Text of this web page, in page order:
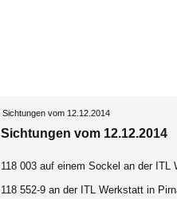
Sichtungen vom 12.12.2014
Sichtungen vom 12.12.2014
118 003 auf einem Sockel an der ITL
118 552-9 an der ITL Werkstatt in